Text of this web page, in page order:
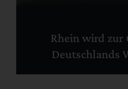
Rhein wird zur
Deutschlands